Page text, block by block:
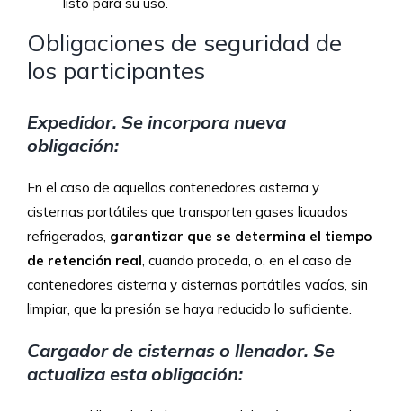
Obligaciones de seguridad de
los participantes
Expedidor. Se incorpora nueva
obligación:
En el caso de aquellos contenedores cisterna y
cisternas portátiles que transporten gases licuados
refrigerados, garantizar que se determina el tiempo
de retención real, cuando proceda, o, en el caso de
contenedores cisterna y cisternas portátiles vacíos, sin
limpiar, que la presión se haya reducido lo suficiente.
Cargador de cisternas o llenador. Se
actualiza esta obligación: